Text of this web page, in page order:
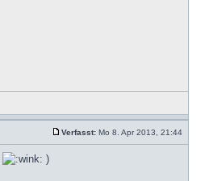
Verfasst: Mo 8. Apr 2013, 21:44
)